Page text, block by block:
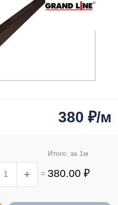
380 ₽/м
+ =
Итого: за 1 м
380.00 ₽